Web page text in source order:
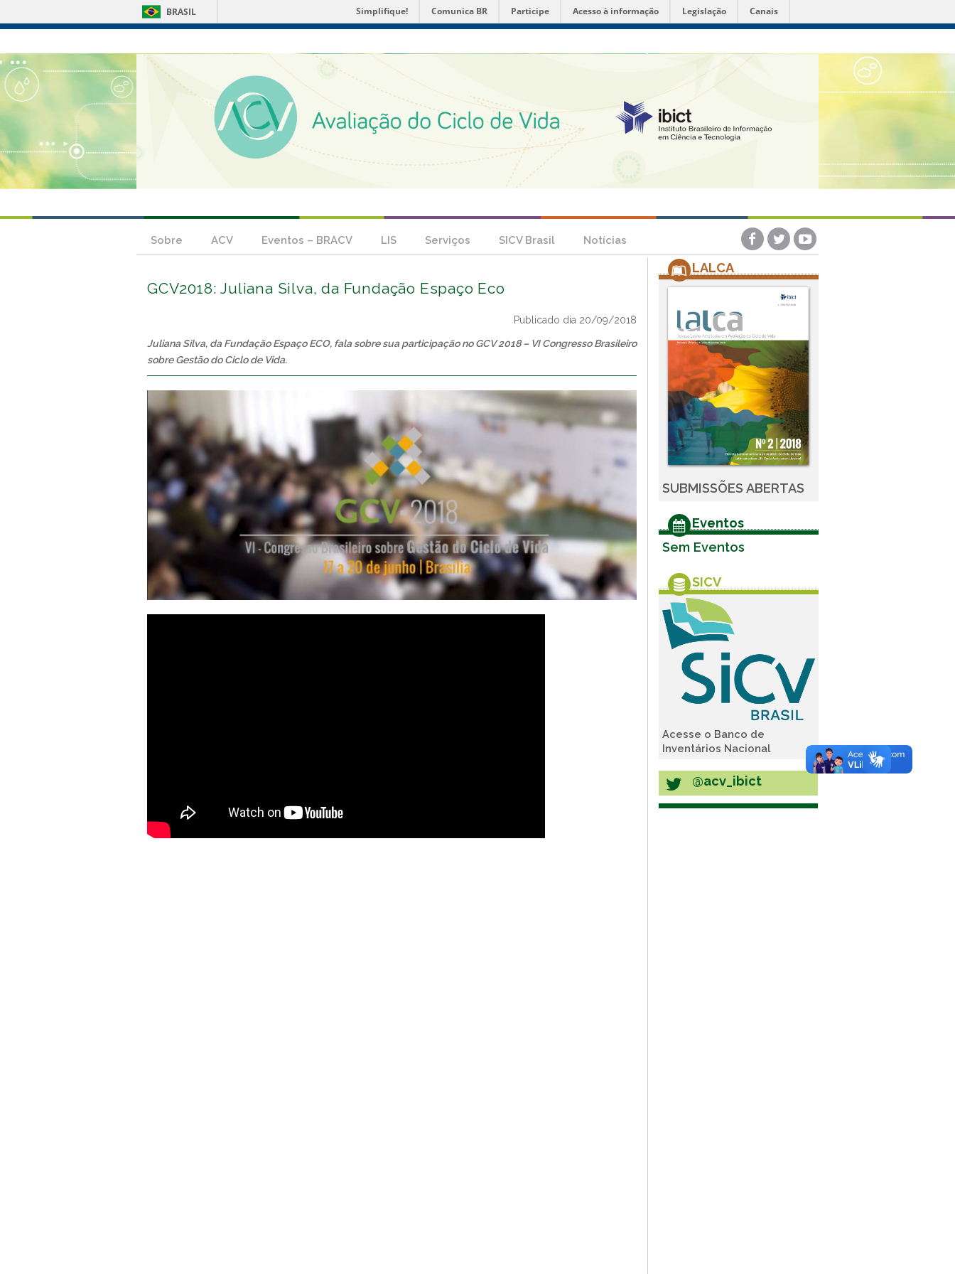
BRASIL Simplifique! Comunica BR Participe Acesso à informação Legislação Canais
Sobre ACV Eventos – BRACV LIS Serviços SICV Brasil Notícias
GCV2018: Juliana Silva, da Fundação Espaço Eco
Publicado dia 20/09/2018
Juliana Silva, da Fundação Espaço ECO, fala sobre sua participação no GCV 2018 – VI Congresso Brasileiro
sobre Gestão do Ciclo de Vida.
LALCA
SUBMISSÕES ABERTAS
Eventos
Sem Eventos
SICV
Acesse o Banco de
Inventários Nacional
@acv_ibict